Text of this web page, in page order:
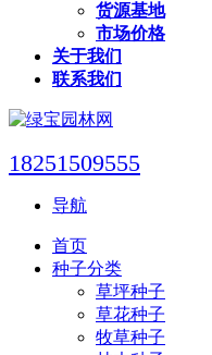
货源基地
市场价格
关于我们
联系我们
18251509555
导航
首页
种子分类
草坪种子
草花种子
牧草种子